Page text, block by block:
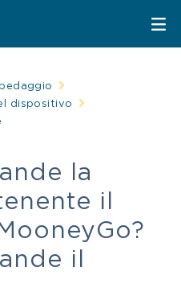
con MooneyGo
strisce blu
con MooneyGo
pubblico
busconvenzionati
Stradale
dispositivo
la
il
il